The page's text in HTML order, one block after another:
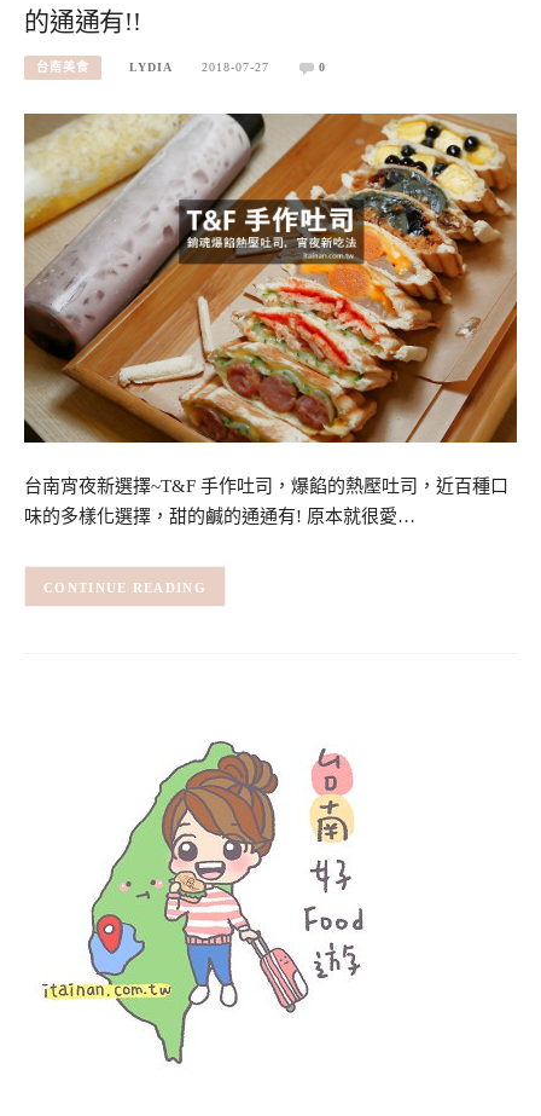
的通通有!!
台南美食 LYDIA 2018-07-27 0
台南宵夜新選擇~T&F 手作吐司，爆餡的熱壓吐司，近百種口
味的多樣化選擇，甜的鹹的通通有! 原本就很愛…
CONTINUE READING